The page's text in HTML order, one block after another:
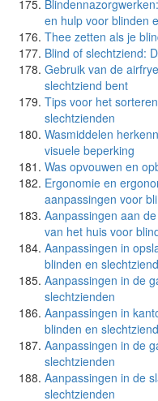
en hulp voor blinden
Thee zetten als je
Blind of slechtziend:
Gebruik van de
slechtziend bent
Tips voor het
slechtzienden
Wasmiddelen
visuele beperking
Was opvouwen en
Ergonomie en
aanpassingen voor
Aanpassingen aan
van het huis voor
Aanpassingen in
blinden en
Aanpassingen in de
slechtzienden
Aanpassingen in
blinden en
Aanpassingen in de
slechtzienden
Aanpassingen in de
slechtzienden